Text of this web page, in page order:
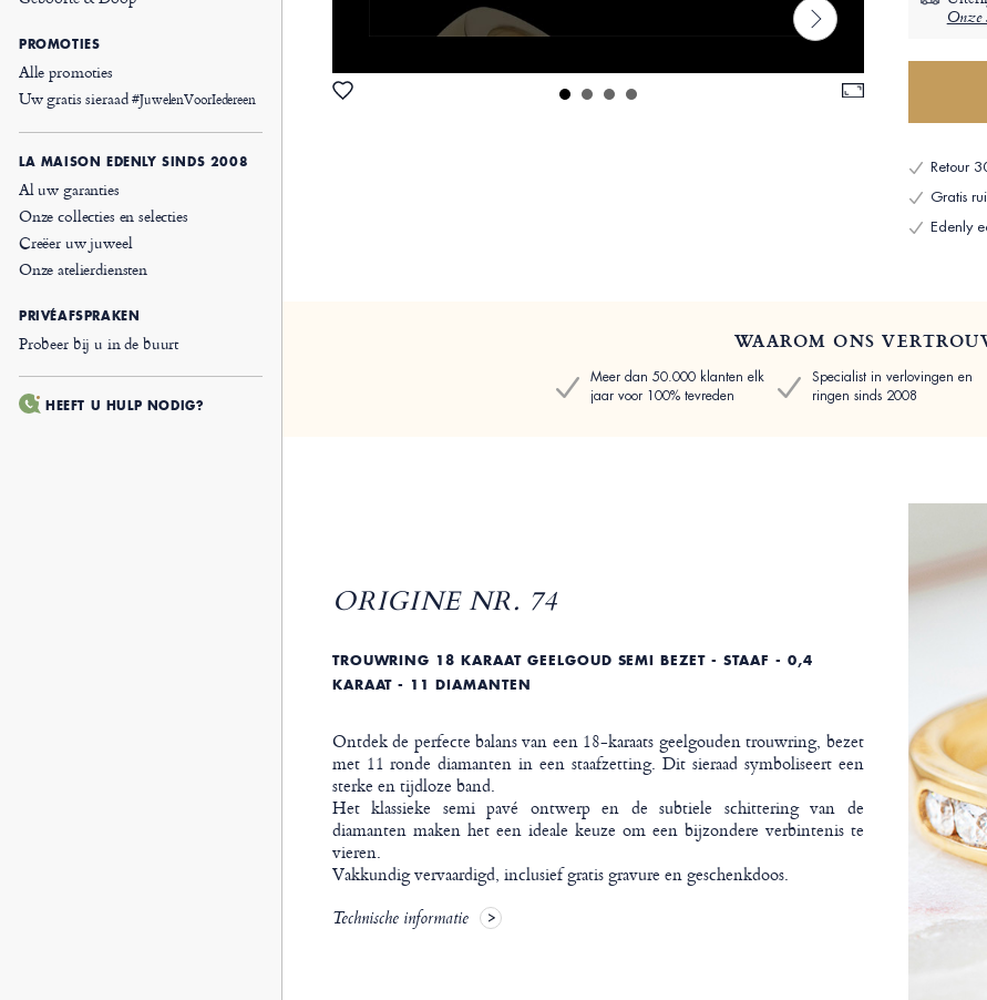
PROMOTIES
Alle promoties
Uw gratis sieraad#JuwelenVoorIedereen
LA MAISON EDENLY SINDS 2008
Al uw garanties
Onze collecties en selecties
Creëer uw juweel
Onze atelierdiensten
PRIVÉAFSPRAKEN
Probeer bij u in de buurt
HEEFT U HULP NODIG?
Onze
Retour
Gratis
Edenly
WAAROM ONS
Meer dan 50.000 klanten elk
jaar voor 100% tevreden
Specialist in verlovingen en
ringen sinds 2008
ORIGINE NR. 74
TROUWRING 18 KARAAT GEELGOUD SEMI BEZET - STAAF - 0,4
KARAAT - 11 DIAMANTEN
Ontdek de perfecte balans van een 18-karaats geelgouden trouwring, bezet
met 11 ronde diamanten in een staafzetting. Dit sieraad symboliseert een
sterke en tijdloze band.
Het klassieke semi pavé ontwerp en de subtiele schittering van de
diamanten maken het een ideale keuze om een bijzondere verbintenis te
vieren.
Vakkundig vervaardigd, inclusief gratis gravure en geschenkdoos.
Technische informatie